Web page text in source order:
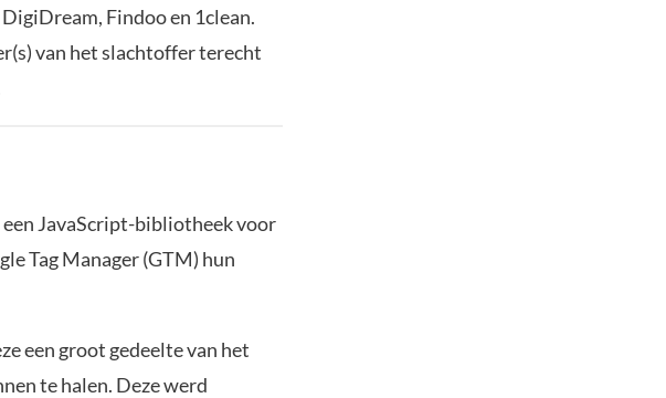
Findoo en 1clean.
van het slachtoffer terecht
JavaScript-bibliotheek voor
Tag Manager (GTM) hun
een groot gedeelte van het
te halen. Deze werd